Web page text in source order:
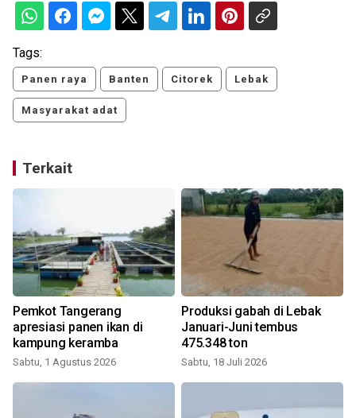
Tags:
Panen raya Banten Citorek Lebak
Masyarakat adat
Terkait
Pemkot Tangerang
apresiasi panen ikan di
kampung keramba
Sabtu, 1 Agustus 2026
Produksi gabah di Lebak
Januari-Juni tembus
475.348 ton
Sabtu, 18 Juli 2026